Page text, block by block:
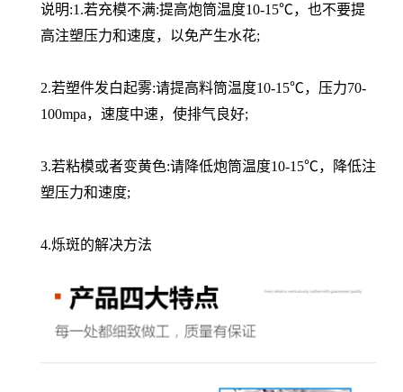
说明:1.若充模不满:提高炮筒温度10-15℃，也不要提
高注塑压力和速度，以免产生水花;
2.若塑件发白起雾:请提高料筒温度10-15℃，压力70-
100mpa，速度中速，使排气良好;
3.若粘模或者变黄色:请降低炮筒温度10-15℃，降低注
塑压力和速度;
4.烁斑的解决方法